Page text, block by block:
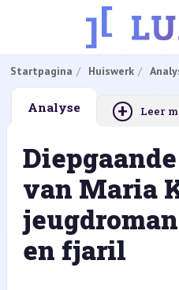
Startpagina Huiswerk
Analyse + Leer
van Maria
en fjaril